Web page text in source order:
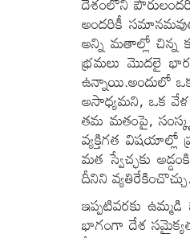
అందరికీ
అన్ని మతాల్లో చిన్న
భ్రమలు మొదలై
ఉన్నాయి.అందులో
అసాధ్యమని, ఒక వేళ
తమ మతంపై,
వ్యక్తిగత విషయాల్లో
మత స్వేచ్ఛకు
దీనిని వ్యతిరేకించొచ్చు.
ఇప్పటివరకు
భాగంగా దేశ